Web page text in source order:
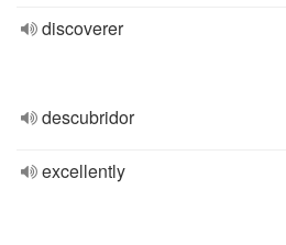
discoverer
descubridor
excellently